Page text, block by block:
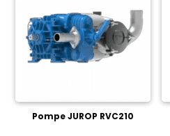
Pompe JUROP RVC210